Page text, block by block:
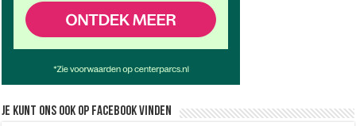
Je kunt ons ook op facebook vinden